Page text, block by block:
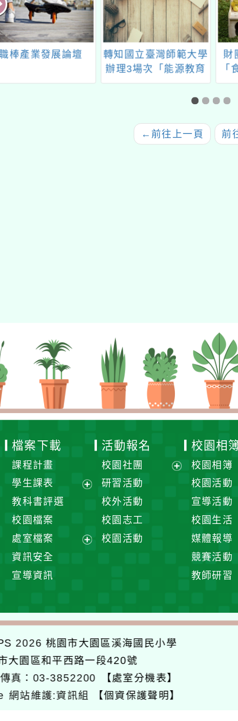
棒產業發展論壇 轉知國立臺灣師範大學
辦理3場次「能源教育
進階種子教師工作坊」
財
「
← 前往上一頁 前
檔案下載
課程計畫
學生課表
單
教科書評選
校園檔案
處室檔案
資訊安全
宣導資訊
活動報名
校園社團
研習活動
校外活動
校園志工
校園活動
校園相
校園相簿
校園活動
宣導活動
校園生活
媒體報導
競賽活動
教師研習
2026桃園市大園區溪海國民小學
大園區和平西路一段420號
傳真：03-3852200
【處室分機表】
網站維護:資訊組 【個資保護聲明】